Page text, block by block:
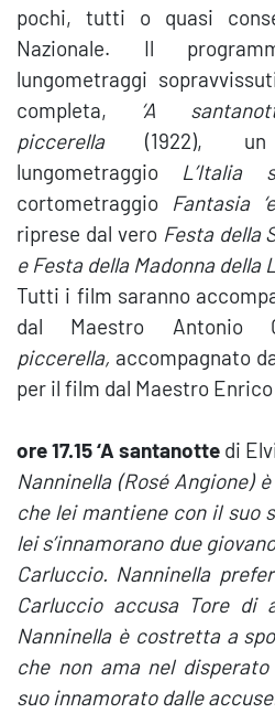
pochi, tutti o quasi
Nazionale. Il
lungometraggi
completa, ‘A
piccerella(1922),
lungometraggio L’Italia
cortometraggio Fantasia
riprese dal vero Festa della
e Festa della Madonna della
Tutti i film saranno
dal Maestro Antonio
piccerella, accompagnato
per il film dal Maestro Enrico
ore 17.15 ‘A santanotte di
Nanninella (Rosé Angione)
che lei mantiene con il suo
lei s’innamorano due
Carluccio. Nanninella
Carluccio accusa Tore di
Nanninella è costretta a
che non ama nel
suo innamorato dalle